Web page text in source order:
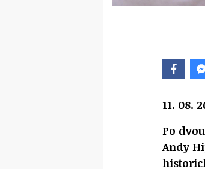
11. 08.
Po
Andy